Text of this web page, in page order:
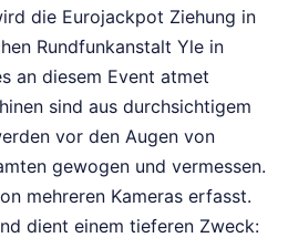
die Eurojackpot Ziehung in
Rundfunkanstalt Yle in
an diesem Event atmet
sind aus durchsichtigem
vor den Augen von
gewogen und vermessen.
mehreren Kameras erfasst.
dient einem tieferen Zweck: